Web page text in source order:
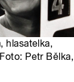
hlasatelka,
Petr Bělka,